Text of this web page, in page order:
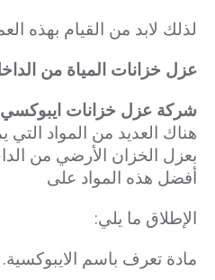
لذلك لابد من القيام بهذه
عزل خزانات المياة من
شركة عزل خزانات ايبوكسي
هناك العديد من المواد التي
بعزل الخزان الأرضي من
أفضل هذه المواد على
الإطلاق ما يلي:
مادة تعرف باسم الايبوكسية.